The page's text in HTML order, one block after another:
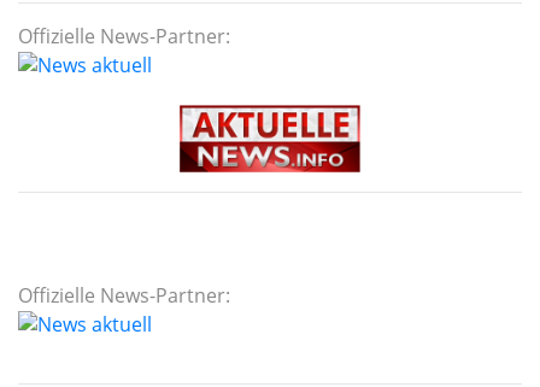
Offizielle News-Partner:
Offizielle News-Partner: